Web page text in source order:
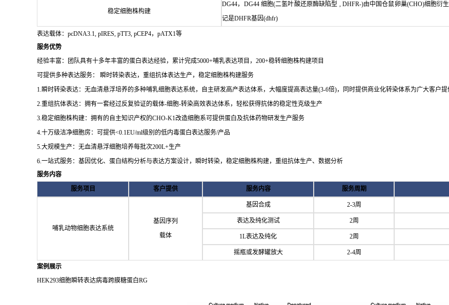
稳定细胞株构建
DG44，DG44 细胞(二氢叶酸还原酶缺陷型 , DHFR-)由中国仓鼠卵巢(CHO)细胞
记是DHFR基因(dhfr)
表达载体：pcDNA3.1, pIRES, pTT3, pCEP4，pATX1等
服务优势
经验丰富：团队具有十多年丰富的蛋白表达经验，累计完成5000+哺乳表达项目，200+稳转细胞株构建项目
可提供多种表达服务： 瞬时转染表达，重组抗体表达生产，稳定细胞株构建服务
1.瞬时转染表达：无血清悬浮培养的多种哺乳细胞表达系统，自主研发高产表达体系，大幅度提高表达量(3-6倍)，同时提供商业化转染体系为广大客户
2.重组抗体表达：拥有一套经过反复验证的载体-细胞-转染高效表达体系，轻松获得抗体的稳定性克级生产
3.稳定细胞株构建：拥有的自主知识产权的CHO-K1改造细胞系可提供蛋白及抗体药物研发生产服务
4.十万级洁净细胞房：可提供<0.1EU/ml级别的低内毒蛋白表达服务/产品
5.大规模生产：无血清悬浮细胞培养每批次200L+生产
6.一站式服务：基因优化、蛋白结构分析与表达方案设计，瞬时转染，稳定细胞株构建，重组抗体生产、数据分析
服务内容
服务项目 客户提供 服务内容 服务周期
哺乳动物细胞表达系统
基因序列
载体
基因合成 2-3周
表达及纯化测试 2周
1L表达及纯化 2周
摇瓶或发酵罐放大 2-4周
案例展示
HEK293细胞瞬转表达病毒跨膜糖蛋白RG